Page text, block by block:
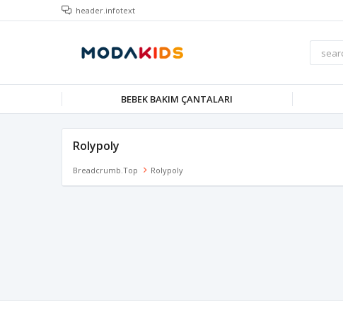
header.infotext
BEBEK BAKIM ÇANTALARI
Rolypoly
Breadcrumb.top Rolypoly